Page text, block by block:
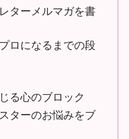
ターメルマガを書
ロになるまでの段
る心のブロック
ターのお悩みをブ